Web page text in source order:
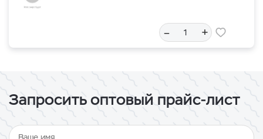
– +
Запросить оптовый прайс-лист